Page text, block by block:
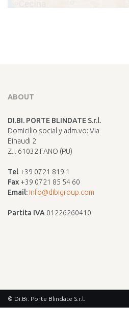
ABOUT
DI.BI. PORTE BLINDATE S.r.l.
Domicilio social y adm.vo: Via
Einaudi 2
Z.I. 61032 FANO (PU)
Tel +39 0721 819 1
Fax +39 0721 85 54 60
Email: info@dibigroup.com
Partita IVA 01226260410
© Di.Bi. Porte Blindate S.r.l.